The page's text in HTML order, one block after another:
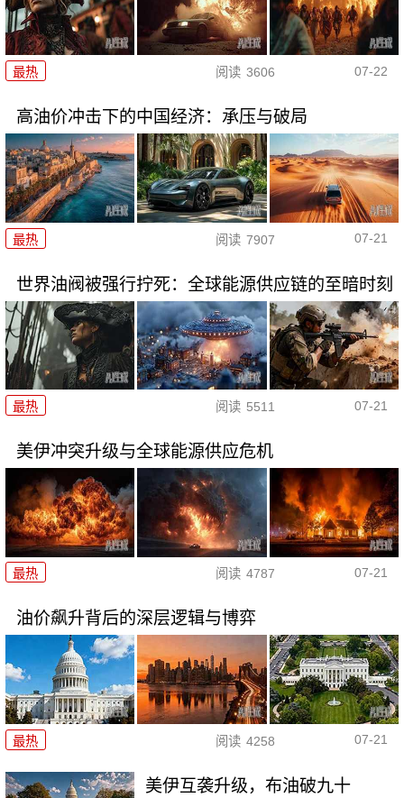
最热 阅读 3606 07-22
高油价冲击下的中国经济：承压与破局
最热 阅读 7907 07-21
世界油阀被强行拧死：全球能源供应链的至暗时刻
最热 阅读 5511 07-21
美伊冲突升级与全球能源供应危机
最热 阅读 4787 07-21
油价飙升背后的深层逻辑与博弈
最热 阅读 4258 07-21
美伊互袭升级，布油破九十